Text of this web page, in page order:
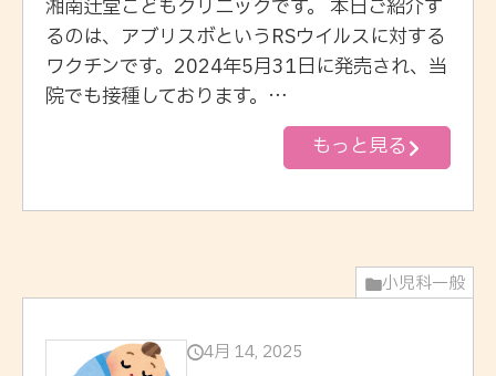
湘南辻堂こどもクリニックです。 本日ご紹介す
るのは、アブリスボというRSウイルスに対する
ワクチンです。2024年5月31日に発売され、当
院でも接種しております。…
もっと見る
小児科一般
4月 14, 2025